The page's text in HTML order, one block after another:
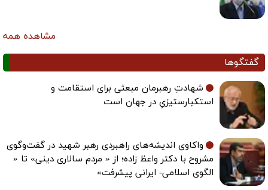
مشاهده همه
گفتگوها
شهادتِ رهبرمان مبعثی برای استقامت و
استکبارستیزیِ در جهان است
واکاوی اندیشه‌های راهبردی رهبر شهید در گفت‌وگوی
مشروح با دکتر واعظ زاده؛ از « مردم سالاری دینی» تا «
الگوی اسلامی- ایرانی پیشرفت»